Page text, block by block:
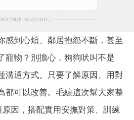
READING
感到心煩、鄰居抱怨不斷，甚至
寵物？別擔心，狗狗吠叫不是
溝通方式。只要了解原因、用對
都可以改善。毛編這次幫大家整
因，搭配實用安撫對策、訓練